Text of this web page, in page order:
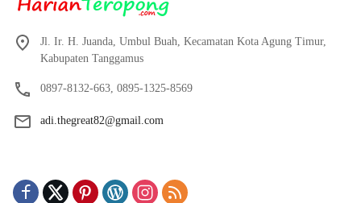
Jl. Ir. H. Juanda, Umbul Buah, Kecamatan Kota Agung Timur,
Kabupaten Tanggamus
0897-8132-663, 0895-1325-8569
adi.thegreat82@gmail.com